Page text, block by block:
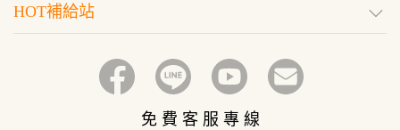
HOT補給站
免 費 客 服 專 線